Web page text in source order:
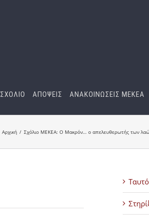
ΣΧΟΛΙΟ ΑΠΟΨΕΙΣ ΑΝΑΚΟΙΝΩΣΕΙΣ ΜΕΚΕΑ
Αρχική Σχόλιο ΜΕΚΕΑ: Ο Μακρόν… ο απελευθερωτής των